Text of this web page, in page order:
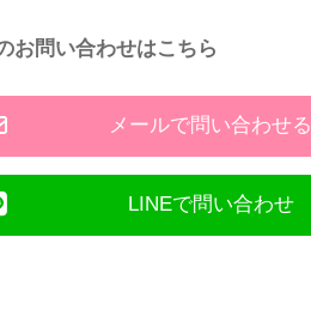
お問い合わせはこちら
メールで問い合わせる
LINEで問い合わせ